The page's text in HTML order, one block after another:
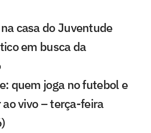
casa do Juventude
em busca da
quem joga no futebol e
vivo – terça-feira